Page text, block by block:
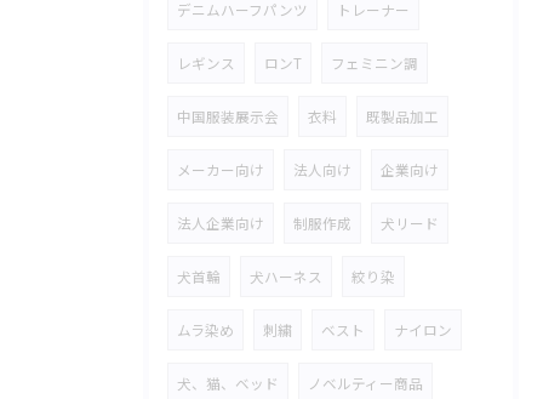
デニムハーフパンツ トレーナー
レギンス ロンT フェミニン調
中国服装展示会 衣料 既製品加工
メーカー向け 法人向け 企業向け
法人企業向け 制服作成 犬リード
犬首輪 犬ハーネス 絞り染
ムラ染め 刺繍 ベスト ナイロン
犬、猫、ベッド ノベルティー商品